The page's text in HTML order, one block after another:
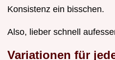
Konsistenz ein bisschen.
Also, lieber schnell
Variationen für